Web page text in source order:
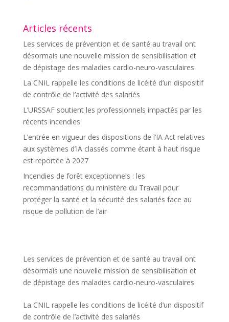
Articles récents
Les services de prévention et de santé au travail ont
désormais une nouvelle mission de sensibilisation et
de dépistage des maladies cardio-neuro-vasculaires
La CNIL rappelle les conditions de licéité d’un dispositif
de contrôle de l’activité des salariés
L’URSSAF soutient les professionnels impactés par les
récents incendies
L’entrée en vigueur des dispositions de l’IA Act relatives
aux systèmes d’IA classés comme étant à haut risque
est reportée à 2027
Incendies de forêt exceptionnels : les
recommandations du ministère du Travail pour
protéger la santé et la sécurité des salariés face au
risque de pollution de l’air
Les services de prévention et de santé au travail ont
désormais une nouvelle mission de sensibilisation et
de dépistage des maladies cardio-neuro-vasculaires
La CNIL rappelle les conditions de licéité d’un dispositif
de contrôle de l’activité des salariés